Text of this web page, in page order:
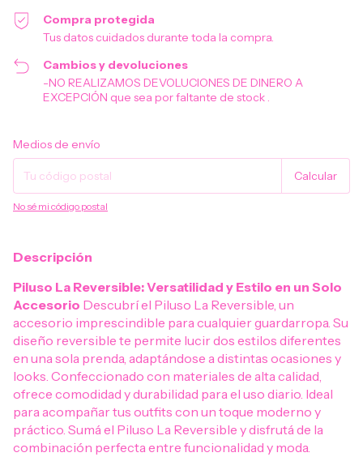
Compra protegida
Tus datos cuidados durante toda la compra.
Cambios y devoluciones
-NO REALIZAMOS DEVOLUCIONES DE DINERO A
EXCEPCIÓN que sea por faltante de stock .
Entregas para el CP:
Medios de envío
Calcular
No sé mi código postal
Descripción
Piluso La Reversible: Versatilidad y Estilo en un Solo
Accesorio Descubrí el Piluso La Reversible, un
accesorio imprescindible para cualquier guardarropa. Su
diseño reversible te permite lucir dos estilos diferentes
en una sola prenda, adaptándose a distintas ocasiones y
looks. Confeccionado con materiales de alta calidad,
ofrece comodidad y durabilidad para el uso diario. Ideal
para acompañar tus outfits con un toque moderno y
práctico. Sumá el Piluso La Reversible y disfrutá de la
combinación perfecta entre funcionalidad y moda.